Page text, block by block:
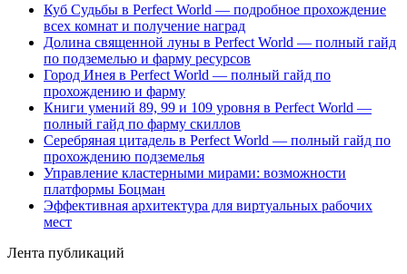
Куб Судьбы в Perfect World — подробное прохождение
всех комнат и получение наград
Долина священной луны в Perfect World — полный гайд
по подземелью и фарму ресурсов
Город Инея в Perfect World — полный гайд по
прохождению и фарму
Книги умений 89, 99 и 109 уровня в Perfect World —
полный гайд по фарму скиллов
Серебряная цитадель в Perfect World — полный гайд по
прохождению подземелья
Управление кластерными мирами: возможности
платформы Боцман
Эффективная архитектура для виртуальных рабочих
мест
Лента публикаций